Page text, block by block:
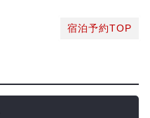
宿泊予約TOP